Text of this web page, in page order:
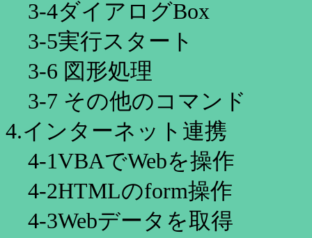
3-4ダイアログBox
3-5実行スタート
3-6 図形処理
3-7 その他のコマンド
4.インターネット連携
4-1VBAでWebを操作
4-2HTMLのform操作
4-3Webデータを取得